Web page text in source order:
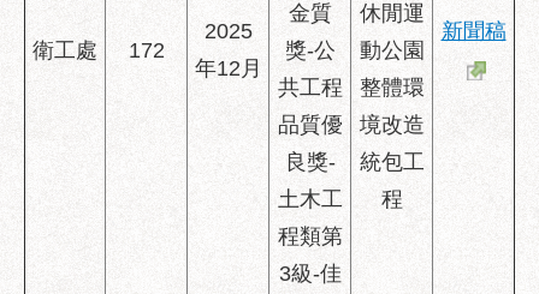
回
English
衛工處 172
2025
年12月
金質
獎-公
共工程
品質優
良獎-
土木工
程類第
3級-佳
休閒運
動公園
整體環
境改造
統包工
程
新聞稿